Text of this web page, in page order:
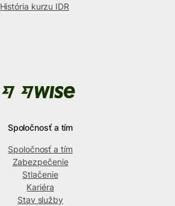
História kurzu IDR
Spoločnosť a tím
Spoločnosť a tím
Zabezpečenie
Stlačenie
Kariéra
Stav služby